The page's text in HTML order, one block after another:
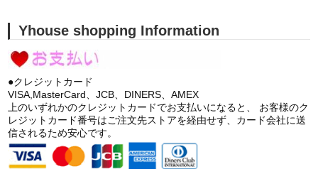
Yhouse shopping Information
●クレジットカード
VISA,MasterCard、JCB、DINERS、AMEX
上のいずれかのクレジットカードでお支払いになると、 お客様のク
レジットカード番号はご注文先ストアを経由せず、カード会社に送
信されるため安心です。